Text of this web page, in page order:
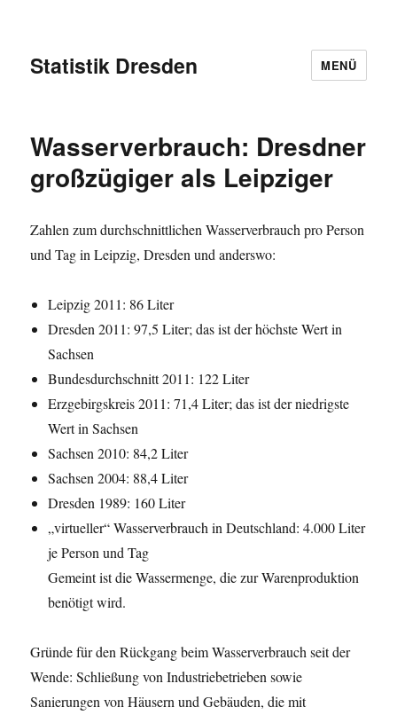
Statistik Dresden MENÜ
Wasserverbrauch: Dresdner
großzügiger als Leipziger
Zahlen zum durchschnittlichen Wasserverbrauch pro Person
und Tag in Leipzig, Dresden und anderswo:
Leipzig 2011: 86 Liter
Dresden 2011: 97,5 Liter; das ist der höchste Wert in
Sachsen
Bundesdurchschnitt 2011: 122 Liter
Erzgebirgskreis 2011: 71,4 Liter; das ist der niedrigste
Wert in Sachsen
Sachsen 2010: 84,2 Liter
Sachsen 2004: 88,4 Liter
Dresden 1989: 160 Liter
„virtueller“ Wasserverbrauch in Deutschland: 4.000 Liter
je Person und Tag
Gemeint ist die Wassermenge, die zur Warenproduktion
benötigt wird.
Gründe für den Rückgang beim Wasserverbrauch seit der
Wende: Schließung von Industriebetrieben sowie
Sanierungen von Häusern und Gebäuden, die mit